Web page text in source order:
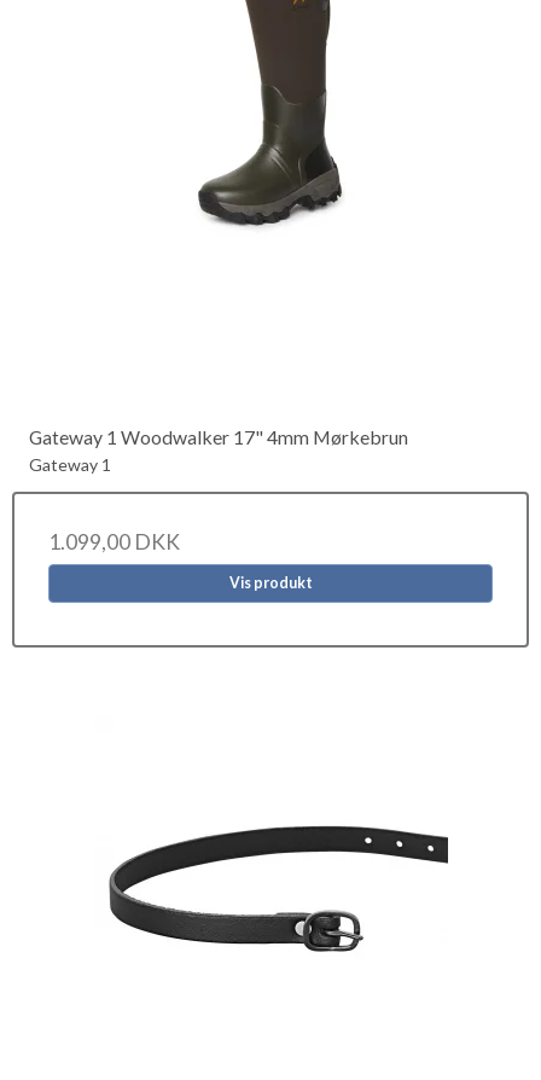
Gateway 1 Woodwalker 17" 4mm Mørkebrun
Gateway 1
1.099,00 DKK
Vis produkt